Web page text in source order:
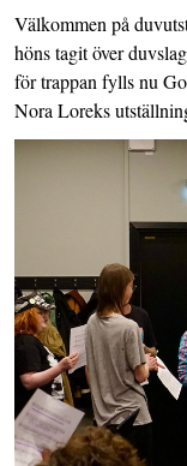
Välkommen på
höns tagit över
för trappan fylls nu
Nora Loreks